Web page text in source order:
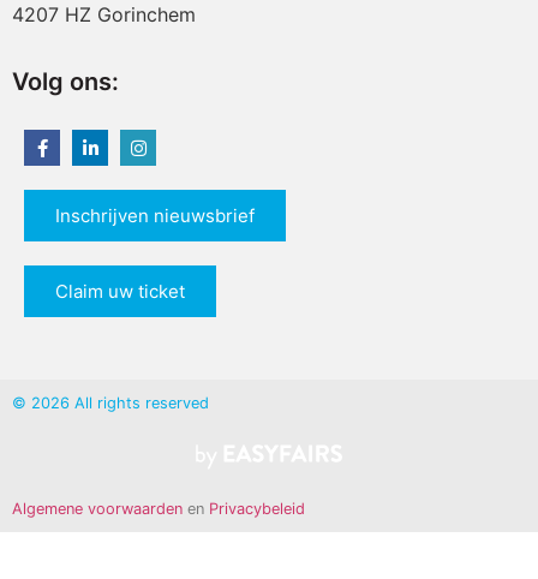
4207 HZ Gorinchem
Volg ons:
Inschrijven nieuwsbrief
Claim uw ticket
© 2026 All rights reserved
Algemene voorwaarden en Privacybeleid